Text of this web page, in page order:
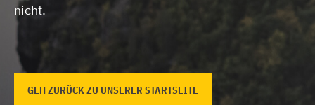
nicht.
GEH ZURÜCK ZU UNSERER STARTSEITE